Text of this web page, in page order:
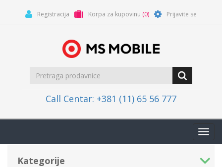
Registracija Korpa za kupovinu (0) Prijavite se
Call Centar: +381 (11) 65 56 777
Kategorije